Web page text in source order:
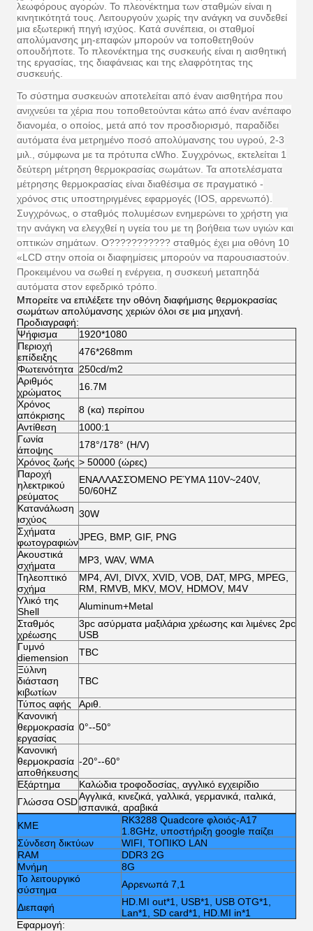
λεωφόρους αγορών. Το πλεονέκτημα των σταθμών είναι η
κινητικότητά τους. Λειτουργούν χωρίς την ανάγκη να συνδεθεί
μια εξωτερική πηγή ισχύος. Κατά συνέπεια, οι σταθμοί
απολύμανσης μη-επαφών μπορούν να τοποθετηθούν
οπουδήποτε. Το πλεονέκτημα της συσκευής είναι η αισθητική
της εργασίας, της διαφάνειας και της ελαφρότητας της
συσκευής.
Το σύστημα συσκευών αποτελείται από έναν αισθητήρα που
ανιχνεύει τα χέρια που τοποθετούνται κάτω από έναν ανέπαφο
διανομέα, ο οποίος, μετά από τον προσδιορισμό, παραδίδει
αυτόματα ένα μετρημένο ποσό απολύμανσης του υγρού, 2-3
μιλ., σύμφωνα με τα πρότυπα cWho. Συγχρόνως, εκτελείται 1
δεύτερη μέτρηση θερμοκρασίας σωμάτων. Τα αποτελέσματα
μέτρησης θερμοκρασίας είναι διαθέσιμα σε πραγματικό -
χρόνος στις υποστηριγμένες εφαρμογές (IOS, αρρενωπό).
Συγχρόνως, ο σταθμός πολυμέσων ενημερώνει το χρήστη για
την ανάγκη να ελεγχθεί η υγεία του με τη βοήθεια των υγιών και
οπτικών σημάτων. Ο??????????? σταθμός έχει μια οθόνη 10
«LCD στην οποία οι διαφημίσεις μπορούν να παρουσιαστούν.
Προκειμένου να σωθεί η ενέργεια, η συσκευή μεταπηδά
αυτόματα στον εφεδρικό τρόπο.
Μπορείτε να επιλέξετε την οθόνη διαφήμισης θερμοκρασίας
σωμάτων απολύμανσης χεριών όλοι σε μια μηχανή.
Προδιαγραφή:
Ψήφισμα
1920*1080
Περιοχή
επίδειξης
476*268mm
Φωτεινότητα 250cd/m2
Αριθμός
χρώματος
16.7M
Χρόνος
απόκρισης
8 (κα) περίπου
Αντίθεση
1000:1
Γωνία
άποψης
178°/178° (H/V)
Χρόνος ζωής > 50000 (ώρες)
Παροχή
ηλεκτρικού
ρεύματος
ΕΝΑΛΛΑΣΣΌΜΕΝΟ ΡΕΎΜΑ 110V~240V,
50/60HZ
Κατανάλωση
ισχύος
30W
Σχήματα
φωτογραφιώνJPEG, BMP, GIF, PNG
Ακουστικά
σχήματα
MP3, WAV, WMA
Τηλεοπτικό
σχήμα
MP4, AVI, DIVX, XVID, VOB, DAT, MPG, MPEG,
RM, RMVB, MKV, MOV, HDMOV, M4V
Υλικό της
Shell
Aluminum+Metal
Σταθμός
χρέωσης
3pc ασύρματα μαξιλάρια χρέωσης και λιμένες 2pc
USB
Γυμνό
diemension
TBC
Ξύλινη
διάσταση
κιβωτίων
TBC
Τύπος αφής
Αριθ.
Κανονική
θερμοκρασία
εργασίας
0°--50°
Κανονική
θερμοκρασία
αποθήκευσης
-20°--60°
Εξάρτημα
Καλώδια τροφοδοσίας, αγγλικό εγχειρίδιο
Γλώσσα OSDΑγγλικά, κινεζικά, γαλλικά, γερμανικά, ιταλικά,
ισπανικά, αραβικά
ΚΜΕ
RK3288 Quadcore φλοιός-A17
1.8GHz, υποστήριξη google παίζει
Σύνδεση δικτύων
WIFI, ΤΟΠΙΚΌ LAN
RAM
DDR3 2G
Μνήμη
8G
Το λειτουργικό
σύστημα
Αρρενωπά 7,1
Διεπαφή
HD.MI out*1, USB*1, USB OTG*1,
Lan*1, SD card*1, HD.MI in*1
Εφαρμογή: